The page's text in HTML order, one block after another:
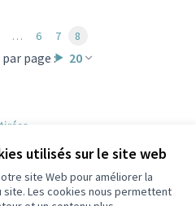
utilisés sur le site web
site Web pour améliorer la
Les cookies nous permettent
page : 20
… 6 7 8